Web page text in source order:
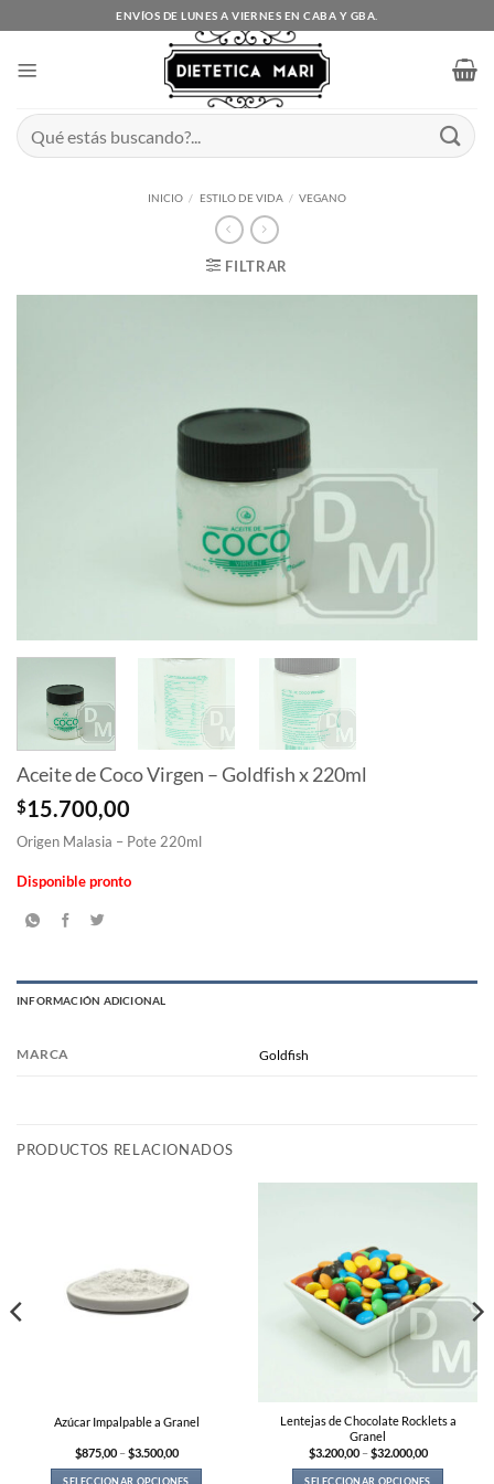
al
ENVÍOS DE LUNES A VIERNES EN CABA Y GBA.
Buscar
por:
INICIO / ESTILO DE VIDA / VEGANO
FILTRAR
Aceite de Coco Virgen – Goldfish x 220ml
$15.700,00
Origen Malasia – Pote 220ml
Disponible pronto
INFORMACIÓN ADICIONAL
MARCA Goldfish
PRODUCTOS RELACIONADOS
Azúcar Impalpable a Granel
$875,00 –$3.500,00Price
$875,00
SELECCIONAR OPCIONES
Lentejas de Chocolate Rocklets a
Granel
$3.200,00 –$32.000,00Price
$3.200,00
SELECCIONAR OPCIONES